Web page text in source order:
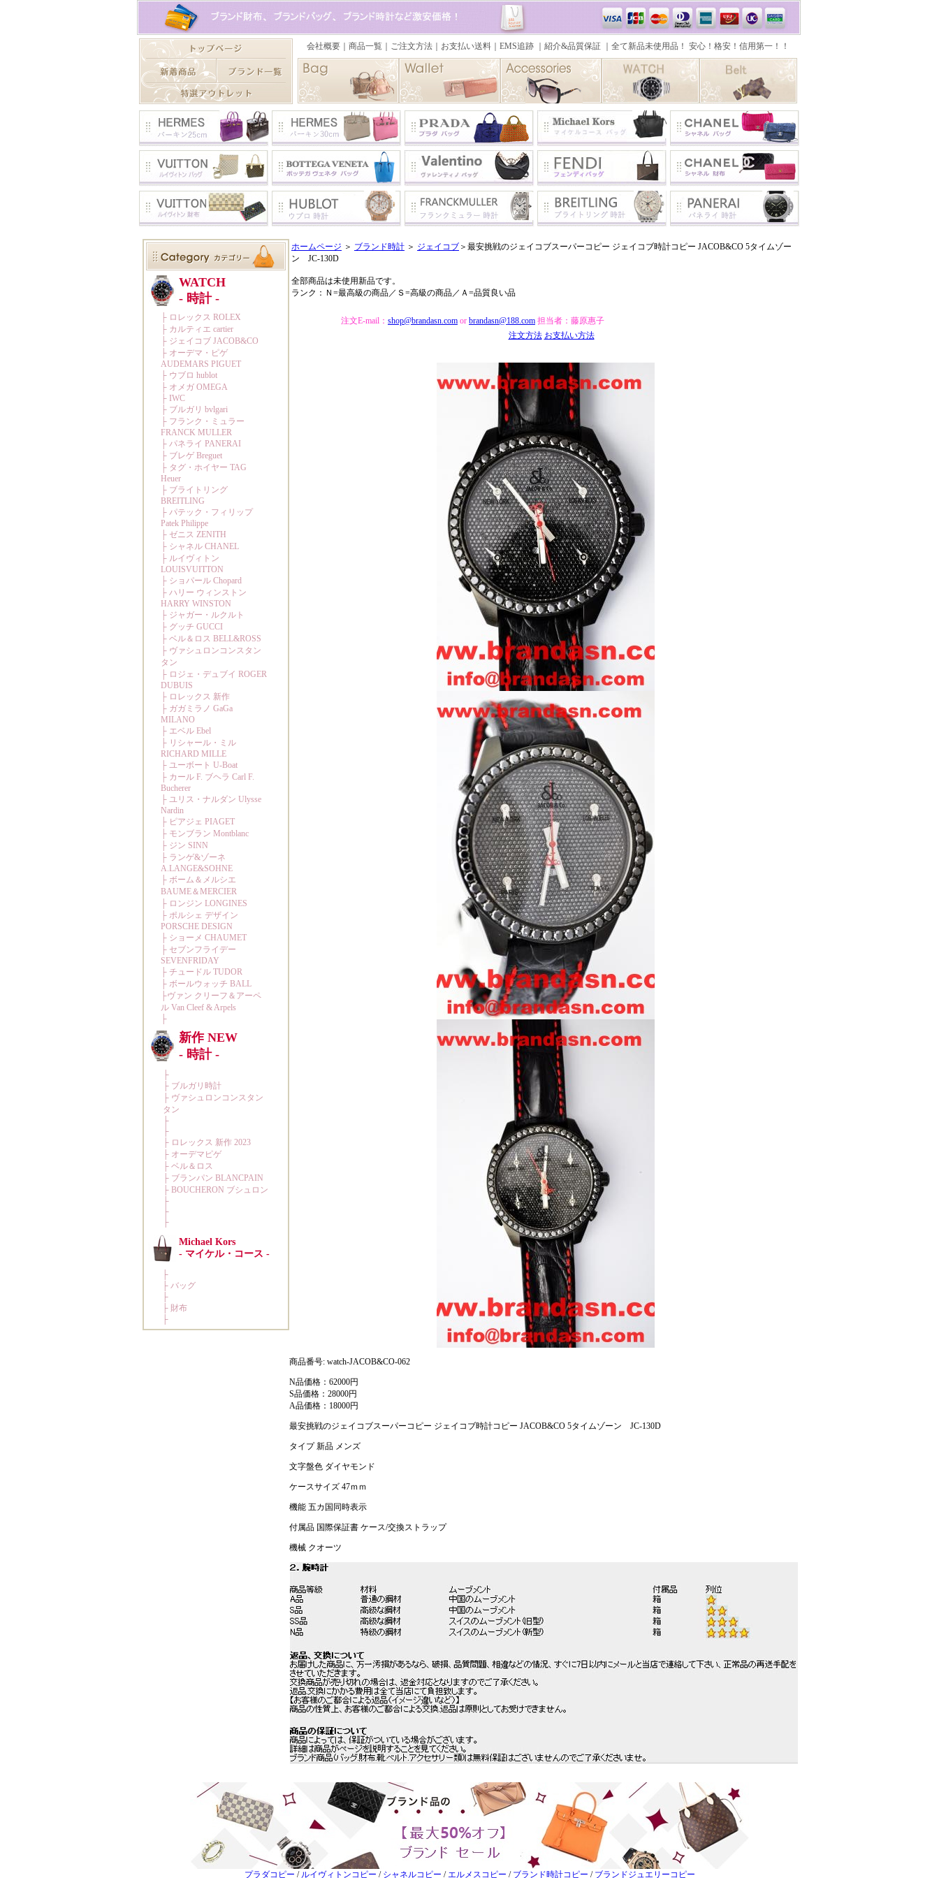
ホームページ ＞ ブランド時計 ＞ ジェイコブ ＞最安挑戦のジェイコブスーパーコピー ジェイコブ時計コピー JACOB&CO 5タイムゾー
ン JC-130D
全部商品は未使用新品です。
ランク：Ｎ=最高級の商品／Ｓ=高級の商品／Ａ=品質良い品
注文E-mail： shop@brandasn.com or brandasn@188.com 担当者：藤原惠子
注文方法 お支払い方法
商品番号: watch-JACOB&CO-062
N品価格：62000円
S品価格：28000円
A品価格：18000円
最安挑戦のジェイコブスーパーコピー ジェイコブ時計コピー JACOB&CO 5タイムゾーン JC-130D
タイプ 新品 メンズ
文字盤色 ダイヤモンド
ケースサイズ 47ｍｍ
機能 五カ国同時表示
付属品 国際保証書 ケース/交換ストラップ
機械 クオーツ
プラダコピー / ルイヴィトンコピー / シャネルコピー /エルメスコピー / ブランド時計コピー / ブランドジュエリーコピー